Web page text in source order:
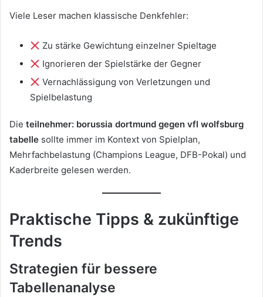
Viele Leser machen klassische Denkfehler:
Zu stärke Gewichtung einzelner Spieltage
Ignorieren der Spielstärke der Gegner
Vernachlässigung von Verletzungen und
Spielbelastung
Die teilnehmer: borussia dortmund gegen vfl wolfsburg
tabelle sollte immer im Kontext von Spielplan,
Mehrfachbelastung (Champions League, DFB-Pokal) und
Kaderbreite gelesen werden.
Praktische Tipps & zukünftige
Trends
Strategien für bessere
Tabellenanalyse